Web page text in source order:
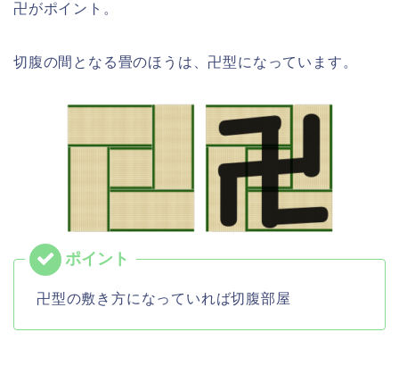
卍がポイント。
切腹の間となる畳のほうは、卍型になっています。
卍型の敷き方になっていれば切腹部屋